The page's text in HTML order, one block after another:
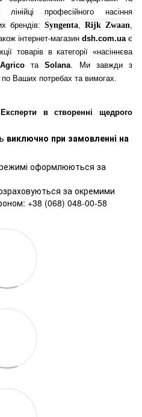
професійного насіння
брендів: Syngenta Rijk Zwaan
інтернет-магазин dsh.com.ua є
товарів в категорії «насіннєва
AgricoтаSolana . Ми завжди з
Ваших потребах та вимогах.
в створенні щедрого
виключно при замовленні на
оформлюються за
за окремими
+38 (068) 048-00-58